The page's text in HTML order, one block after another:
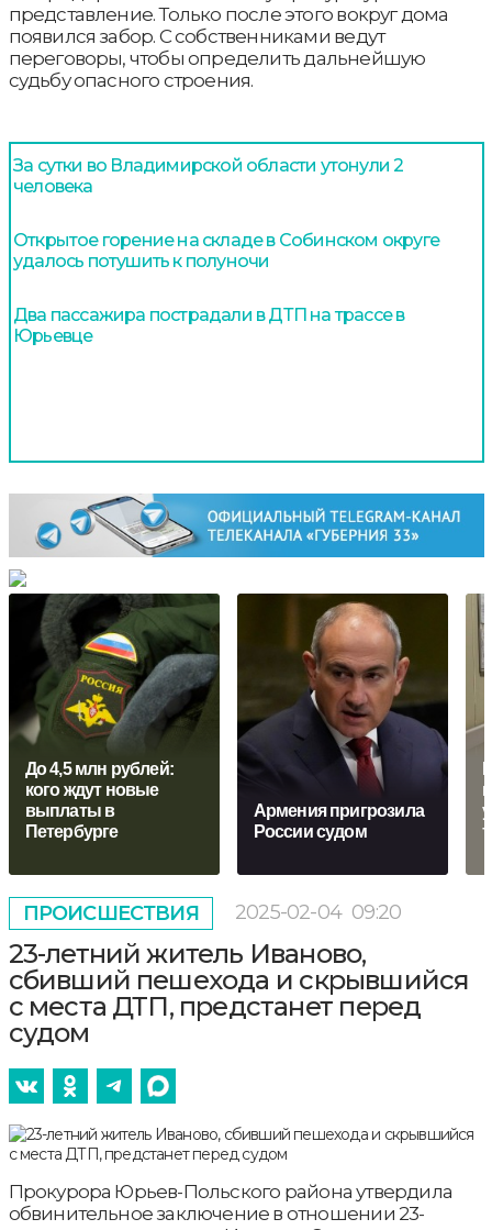
представление. Только после этого вокруг дома
появился забор. С собственниками ведут
переговоры, чтобы определить дальнейшую
судьбу опасного строения.
За сутки во Владимирской области утонули 2
человека
Открытое горение на складе в Собинском округе
удалось потушить к полуночи
Два пассажира пострадали в ДТП на трассе в
Юрьевце
До 4,5 млн рублей:
кого ждут новые
выплаты в
Петербурге
Армения пригрозила
России судом
ПРОИСШЕСТВИЯ 2025-02-04 09:20
23-летний житель Иваново,
сбивший пешехода и скрывшийся
с места ДТП, предстанет перед
судом
Прокурора Юрьев-Польского района утвердила
обвинительное заключение в отношении 23-